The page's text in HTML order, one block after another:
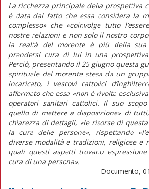
La ricchezza principale della prospettiva
è data dal fatto che essa considera la
complesso» che «coinvolge tutto
nostre relazioni e non solo il nostro
la realtà del morente è più della sua
prendersi cura di lui in una
Perciò, presentando il 25 giugno questa
spirituale del morente stesa da un
incaricato, i vescovi cattolici
affermato che essa «non è rivolta
operatori sanitari cattolici. Il suo scopo
quello di mettere a disposizione» di
chiarezza di dettagli, «le risorse di
la cura delle persone», rispettando
diverse modalità e tradizioni, religiose e
quali questi aspetti trovano
cura di una persona».
Documento,